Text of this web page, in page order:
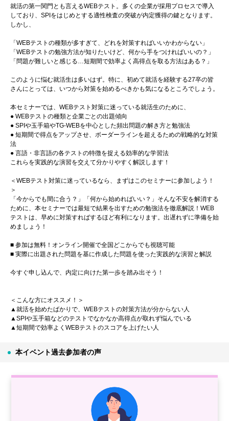
就活の第一関門とも言えるWEBテスト。多くの企業が採用プロセスで導入
しており、SPIをはじめとする適性検査の突破が内定獲得の鍵となります。
しかし、
「WEBテストの種類が多すぎて、どれを対策すればいいかわからない」
「WEBテストの勉強方法が知りたいけど、何から手をつければいいの？」
「問題が難しいと感じる…短期間で効率よく高得点を取る方法はある？」
このように悩む就活生は多いはず。特に、初めて就活を経験する27卒の皆
さんにとっては、いつから対策を始めるべきかも気になるところでしょう。
本セミナーでは、WEBテスト対策に迷っている就活生のために、
● WEBテストの種類と企業ごとの出題傾向
● SPIや玉手箱やTG-WEBを中心とした頻出問題の解き方と勉強法
● 短期間で得点をアップさせ、ボーダーラインを超えるための戦略的な対策
法
● 言語・非言語の各テストの特徴を捉える効率的な学習法
これらを実践的な演習を交えて分かりやすく解説します！
＜WEBテスト対策に迷っているなら、まずはこのセミナーに参加しよう！
＞
「今からでも間に合う？」「何から始めればいい？」そんな不安を解消する
ために、本セミナーでは最短で結果を出すための勉強法を徹底解説！WEB
テストは、早めに対策すればするほど有利になります。出遅れずに準備を始
めましょう！
■ 参加は無料！オンライン開催で全国どこからでも視聴可能
■ 実際に出題された問題を基に作成した問題を使った実践的な演習と解説
今すぐ申し込んで、内定に向けた第一歩を踏み出そう！
＜こんな方にオススメ！＞
▲就活を始めたばかりで、WEBテストの対策方法が分からない人
▲SPIや玉手箱などのテストでなかなか高得点が取れず悩んでいる
▲短期間で効率よくWEBテストのスコアを上げたい人
本イベント過去参加者の声